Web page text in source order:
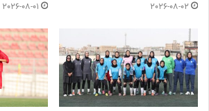
2026-08-02
2026-08-01